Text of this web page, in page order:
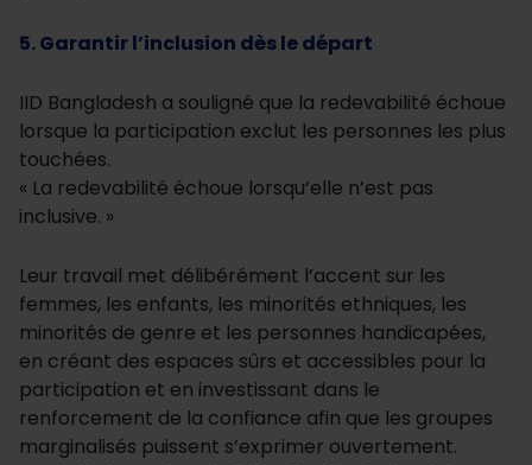
5. Garantir l’inclusion dès le départ
IID Bangladesh a souligné que la redevabilité échoue
lorsque la participation exclut les personnes les plus
touchées.
« La redevabilité échoue lorsqu’elle n’est pas
inclusive. »
Leur travail met délibérément l’accent sur les
femmes, les enfants, les minorités ethniques, les
minorités de genre et les personnes handicapées,
en créant des espaces sûrs et accessibles pour la
participation et en investissant dans le
renforcement de la confiance afin que les groupes
marginalisés puissent s’exprimer ouvertement.